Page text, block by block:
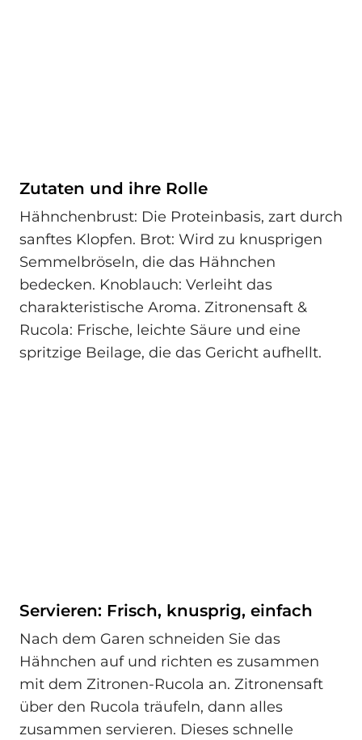
Zutaten und ihre Rolle
Hähnchenbrust: Die Proteinbasis, zart durch
sanftes Klopfen. Brot: Wird zu knusprigen
Semmelbröseln, die das Hähnchen
bedecken. Knoblauch: Verleiht das
charakteristische Aroma. Zitronensaft &
Rucola: Frische, leichte Säure und eine
spritzige Beilage, die das Gericht aufhellt.
Servieren: Frisch, knusprig, einfach
Nach dem Garen schneiden Sie das
Hähnchen auf und richten es zusammen
mit dem Zitronen-Rucola an. Zitronensaft
über den Rucola träufeln, dann alles
zusammen servieren. Dieses schnelle